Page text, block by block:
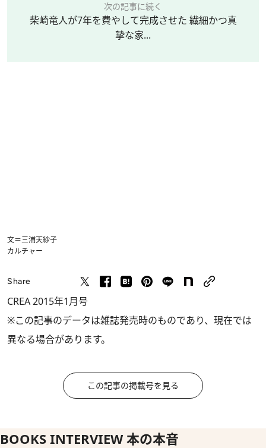
次の記事に続く
柴崎竜人が7年を費やして完成させた 繊細かつ真
摯な家...
文＝三浦天紗子
カルチャー
Share
CREA 2015年1月号
※この記事のデータは雑誌発売時のものであり、現在では
異なる場合があります。
この記事の掲載号を見る
BOOKS INTERVIEW 本の本音